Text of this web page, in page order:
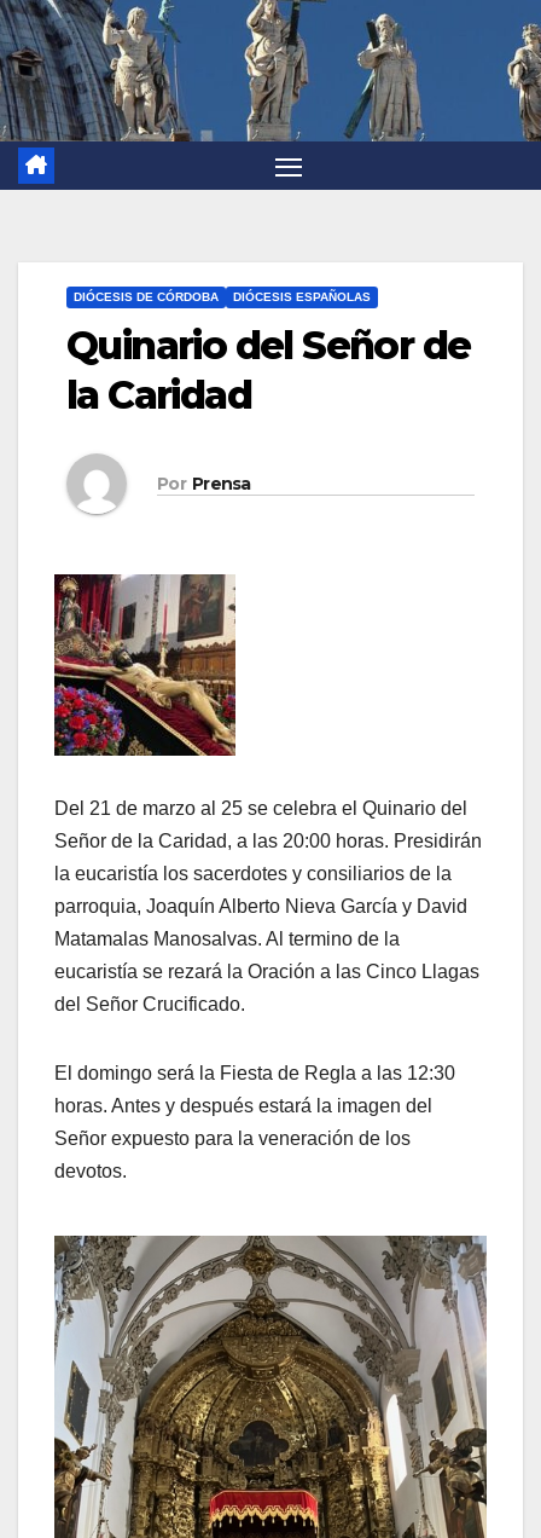
DIÓCESIS DE CÓRDOBA DIÓCESIS ESPAÑOLAS
Quinario del Señor de
la Caridad
Por Prensa
Del 21 de marzo al 25 se celebra el Quinario del
Señor de la Caridad, a las 20:00 horas. Presidirán
la eucaristía los sacerdotes y consiliarios de la
parroquia, Joaquín Alberto Nieva García y David
Matamalas Manosalvas. Al termino de la
eucaristía se rezará la Oración a las Cinco Llagas
del Señor Crucificado.
El domingo será la Fiesta de Regla a las 12:30
horas. Antes y después estará la imagen del
Señor expuesto para la veneración de los
devotos.